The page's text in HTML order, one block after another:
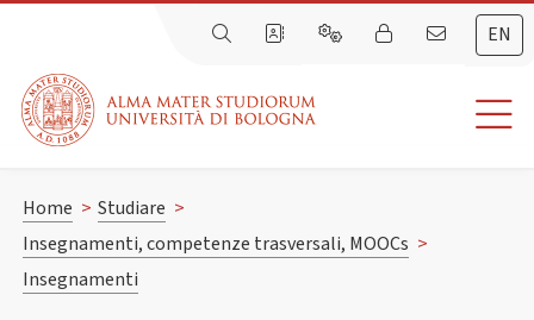
EN
Home > Studiare >
Insegnamenti, competenze trasversali, MOOCs >
Insegnamenti